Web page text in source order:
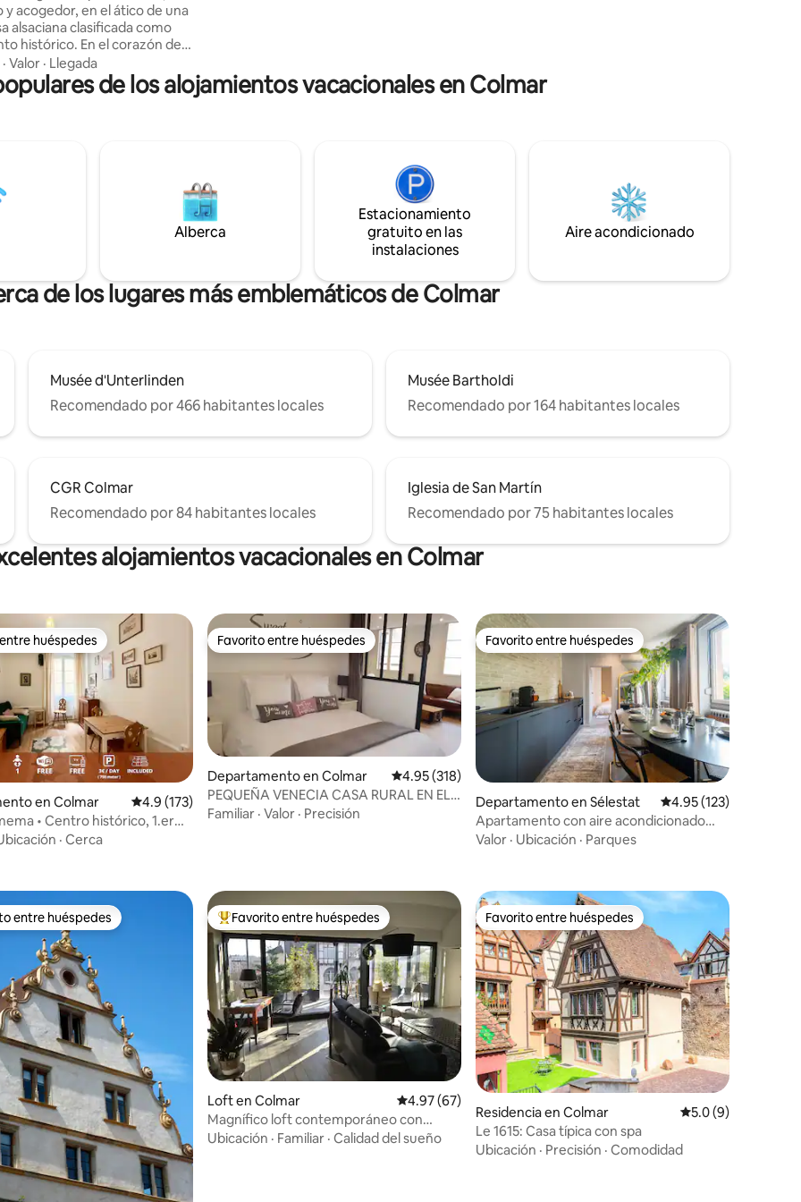
y acogedor, en el ático de una
alsaciana clasificada como
En el corazón del
de Colmar, la vida
está a sus pies con sus
restaurantes y comercios.
que ofrece una espléndida
tejados de Colmar y el
4 estrellas.
· Valor · Llegada
de los alojamientos vacacionales en Colmar
Alberca
Estacionamiento
gratuito en las
instalaciones
Aire acondicionado
de los lugares más emblemáticos de Colmar
Musée d'Unterlinden
Recomendado por 466 habitantes locales
Musée Bartholdi
Recomendado por 164 habitantes locales
CGR Colmar
Recomendado por 84 habitantes locales
Iglesia de San Martín
Recomendado por 75 habitantes locales
alojamientos vacacionales en Colmar
de 5; 288 evaluaciones
huéspedes
huéspedes
en Colmar Calificación promedio: 4.9 de 5; 173 evaluaciones
4.9 (173)
• Centro histórico, 1.er
· Cerca
Favorito entre huéspedes
Favorito entre huéspedes
Departamento en Colmar Calificación promedio: 4.95 de 5; 318 evaluaciones
4.95 (318)
PEQUEÑA VENECIA CASA RURAL EN EL
PUENTE TURENNE 3 HABITACIONES -
Familiar · Valor · Precisión
Favorito entre huéspedes
Favorito entre huéspedes
Departamento en Sélestat Calificación promedio:
4.95 (123)
Apartamento con aire acondicionado
Terraza Camas King Size
Valor · Ubicación · Parques
5.0 de 5; 77 evaluaciones
en Favorito entre huéspedes
entre huéspedes De los mejores en Favorito entre huéspedes
Favorito entre huéspedes
Loft en Colmar Calificación promedio: 4.97 de 5; 67 evaluaciones
4.97 (67)
Magnífico loft contemporáneo con
terraza
Ubicación · Familiar · Calidad del sueño
Favorito entre huéspedes
Favorito entre huéspedes
Residencia en Colmar Calificación
5.0 (9)
Le 1615: Casa típica con spa
Ubicación · Precisión · Comodidad